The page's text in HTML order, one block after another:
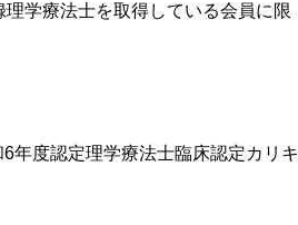
学療法士を取得している会員に限
年度認定理学療法士臨床認定カリキ